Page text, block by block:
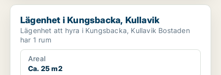
Lägenhet i Kungsbacka, Kullavik
Lägenhet i Kungsbacka, Kullavik
Lägenhet att hyra i Kungsbacka, Kullavik Bostaden
har 1 rum
Areal
Ca. 25 m2